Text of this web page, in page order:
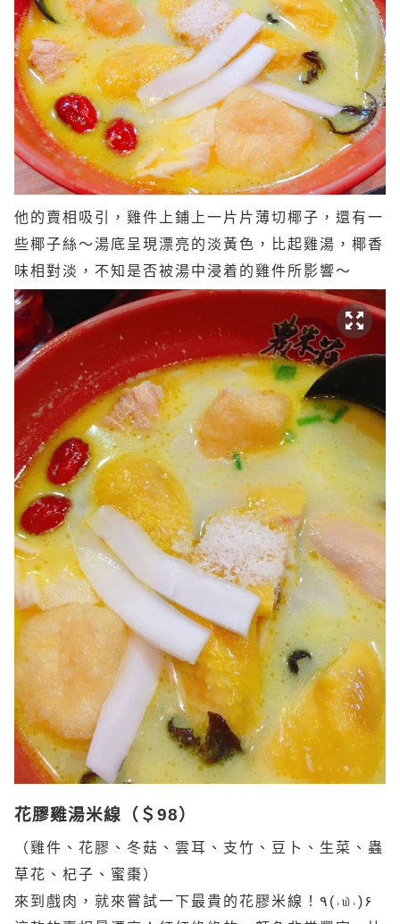
他的賣相吸引，雞件上鋪上一片片薄切椰子，還有一
些椰子絲～湯底呈現漂亮的淡黃色，比起雞湯，椰香
味相對淡，不知是否被湯中浸着的雞件所影響～
花膠雞湯米線（＄98）
（雞件、花膠、冬菇、雲耳、支竹、豆卜、生菜、蟲
草花、杞子、蜜棗）
來到戲肉，就來嘗試一下最貴的花膠米線！۹(˒௰˓)۶